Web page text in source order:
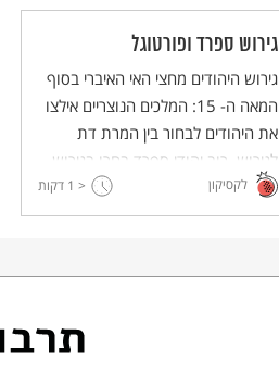
גירוש ספרד ופורטוגל
גירוש היהודים מחצי האי האיברי בסוף
המאה ה- 15: המלכים הנוצריים אילצו
את היהודים לבחור בין המרת דת
לגירוש. רוב יהודי ספרד בחרו בגירוש
(1492) וכמחציתם עברו לפורטוגל,
שם הוצא נגדם צו גירוש (1496),
לקסיקון < 1 דקות